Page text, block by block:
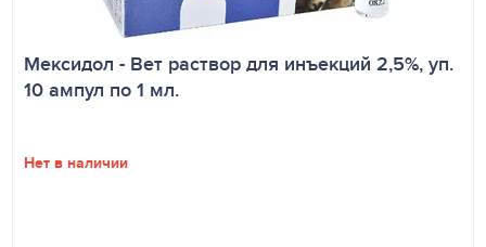
Мексидол - Вет раствор для инъекций 2,5%, уп.
10 ампул по 1 мл.
Нет в наличии